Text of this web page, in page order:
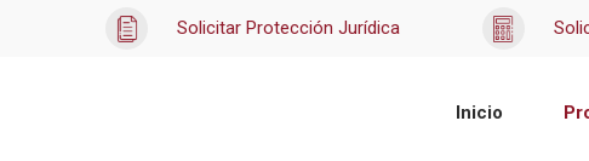
Solicitar Protección Jurídica
Inicio